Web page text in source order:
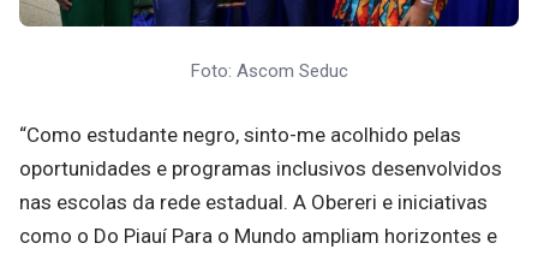
Foto: Ascom Seduc
“Como estudante negro, sinto-me acolhido pelas
oportunidades e programas inclusivos desenvolvidos
nas escolas da rede estadual. A Obereri e iniciativas
como o Do Piauí Para o Mundo ampliam horizontes e